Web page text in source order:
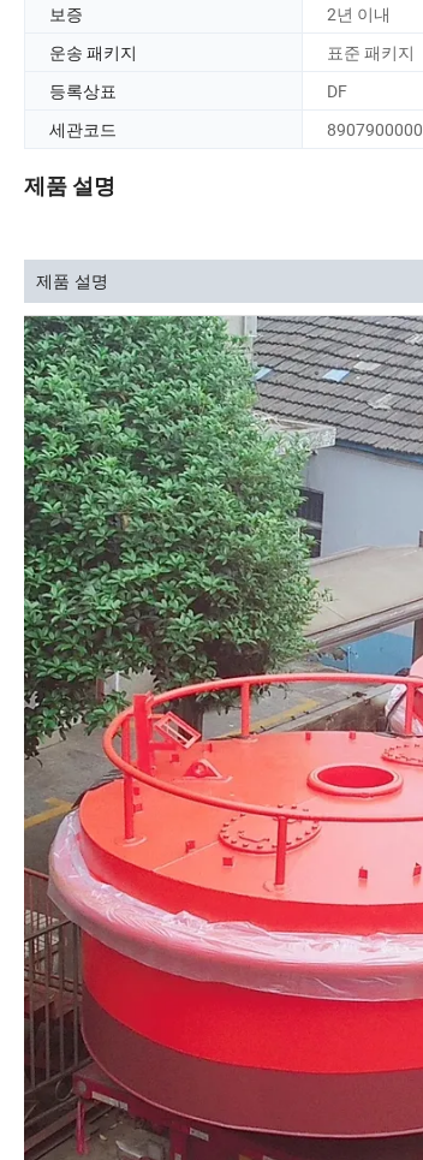
보증
2년 이내
운송 패키지
표준 패키지
등록상표
DF
세관코드
8907900000
제품 설명
제품 설명